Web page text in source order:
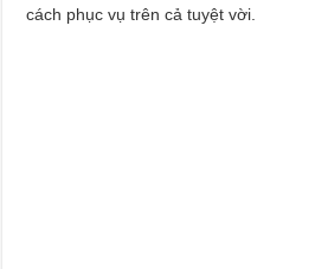
cách phục vụ trên cả tuyệt vời.